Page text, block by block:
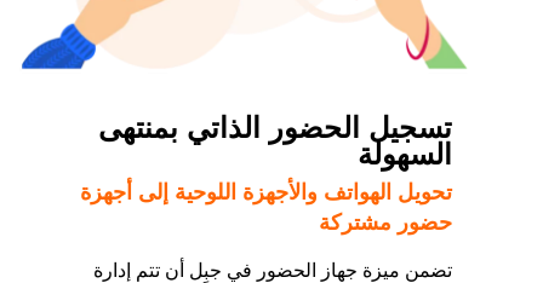
تسجيل الحضور الذاتي بمنتهى
السهولة
تحويل الهواتف والأجهزة اللوحية إلى أجهزة
حضور مشتركة
تضمن ميزة جهاز الحضور في جبِل أن تتم إدارة